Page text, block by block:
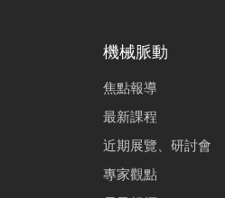
機械脈動
焦點報導
最新課程
近期展覽、研討會
專家觀點